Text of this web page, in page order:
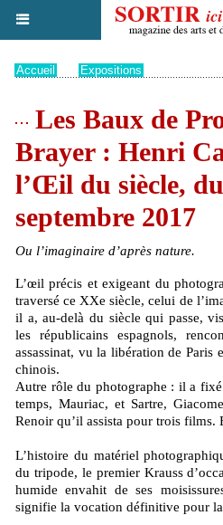
Accueil Expositions
Les Baux de
Brayer : Henri
l’Œil du siècle,
septembre 2017
Ou l’imaginaire d’après nature.
L’œil précis et exigeant du photographe Henri Cartier-Bresson, a
traversé ce XXe siècle, celui de
il a, au-delà du siècle qui passe,
les républicains espagnols,
assassinat, vu la libération de Paris
chinois.
Autre rôle du photographe : il a
temps, Mauriac, et Sartre,
Renoir qu’il assista pour trois films.
L’histoire du matériel
du tripode, le premier Krauss
humide envahit de ses
signifie la vocation définitive pour